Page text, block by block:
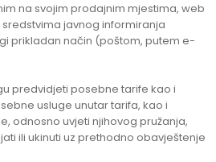
na svojim prodajnim mjestima, web
sredstvima javnog informiranja
prikladan način (poštom, putem e-
predvidjeti posebne tarife kao i
usluge unutar tarifa, kao i
odnosno uvjeti njihovog pružanja,
ili ukinuti uz prethodno obavještenje